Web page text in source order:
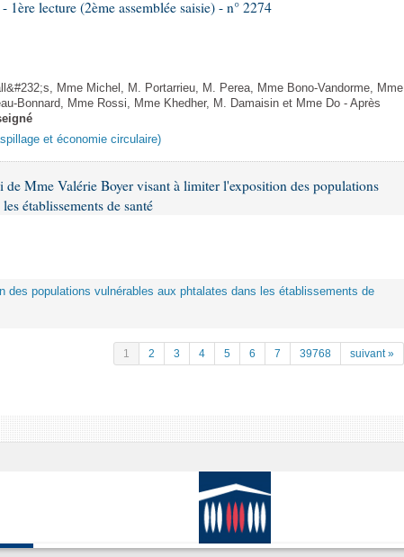
lecture (2ème assemblée saisie) - n° 2274
Mme Michel, M. Portarrieu, M. Perea, Mme Bono-Vandorme, Mme
Bonnard, Mme Rossi, Mme Khedher, M. Damaisin et Mme Do - Après
et économie circulaire)
Mme Valérie Boyer visant à limiter l'exposition des populations
établissements de santé
des populations vulnérables aux phtalates dans les établissements de
1 2 3 4 5 6 7 39768 suivant »